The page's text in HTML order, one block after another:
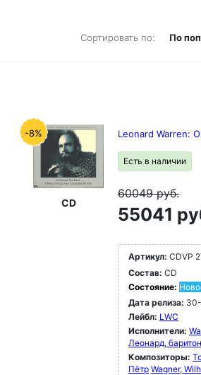
Сортировать по: По
-8%
CD
Leonard Warren:
Есть в наличии
60049руб.
55041
Артикул: CDVP
Состав: CD
Состояние:
Дата релиза:
Лейбл: LWC
Исполнители:
Леонард, баритон
Композиторы:
Пётр Wagner,